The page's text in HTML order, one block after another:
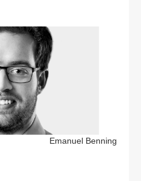
Emanuel Benning